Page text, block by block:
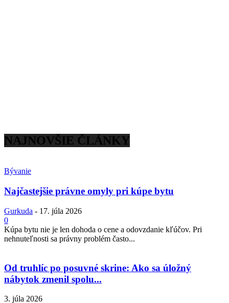
NAJNOVŠIE ČLÁNKY
Bývanie
Najčastejšie právne omyly pri kúpe bytu
Gurkuda - 17. júla 2026
0
Kúpa bytu nie je len dohoda o cene a odovzdanie kľúčov. Pri
nehnuteľnosti sa právny problém často...
Od truhlíc po posuvné skrine: Ako sa úložný
nábytok zmenil spolu...
3. júla 2026